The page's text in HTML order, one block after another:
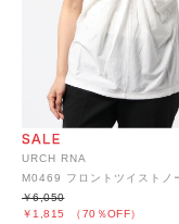
URCH RNA
M0469 フロントツイストノ
￥1,815 （70％OFF）
￥6,050